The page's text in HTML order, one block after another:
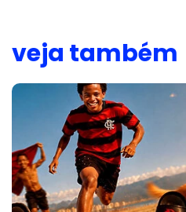
veja também